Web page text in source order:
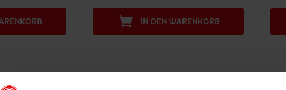
IN DEN WARENKORB IN